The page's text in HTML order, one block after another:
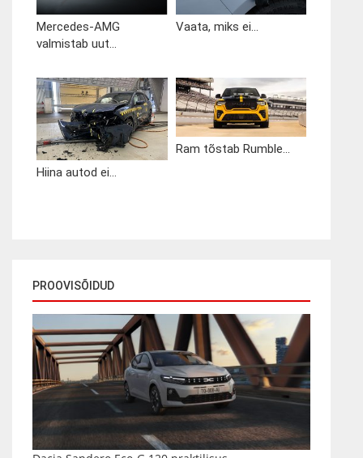
Mercedes-AMG
valmistab uut...
Vaata, miks ei...
Hiina autod ei...
Ram tõstab Rumble...
PROOVISÕIDUD